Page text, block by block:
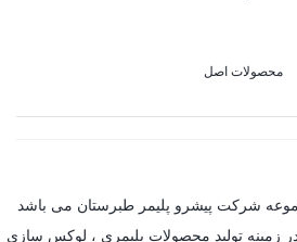
محصولات اصل
شرکت پیشرو پلیمر طبرستان می باشد
خود را در زمینه تولید محصولات پلیمری ، لوکس سازی